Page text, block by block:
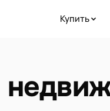
Купить